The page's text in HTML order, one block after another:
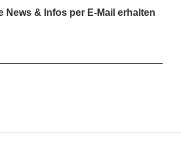
News & Infos per E-Mail erhalten